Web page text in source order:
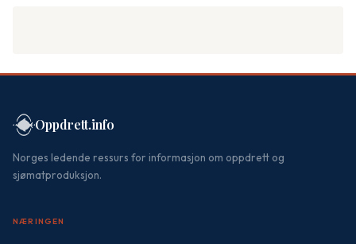
Oppdrett.info
Norges ledende ressurs for informasjon om oppdrett og
sjømatproduksjon.
NÆRINGEN